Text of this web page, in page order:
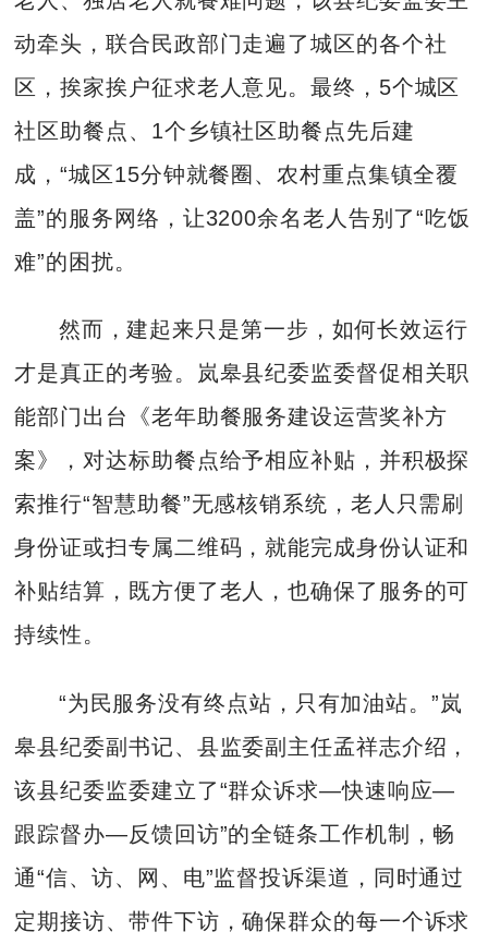
动牵头，联合民政部门走遍了城区的各个社
区，挨家挨户征求老人意见。最终，5个城区
社区助餐点、1个乡镇社区助餐点先后建
成，“城区15分钟就餐圈、农村重点集镇全覆
盖”的服务网络，让3200余名老人告别了“吃饭
难”的困扰。
然而，建起来只是第一步，如何长效运行
才是真正的考验。岚皋县纪委监委督促相关职
能部门出台《老年助餐服务建设运营奖补方
案》，对达标助餐点给予相应补贴，并积极探
索推行“智慧助餐”无感核销系统，老人只需刷
身份证或扫专属二维码，就能完成身份认证和
补贴结算，既方便了老人，也确保了服务的可
持续性。
“为民服务没有终点站，只有加油站。”岚
皋县纪委副书记、县监委副主任孟祥志介绍，
该县纪委监委建立了“群众诉求—快速响应—
跟踪督办—反馈回访”的全链条工作机制，畅
通“信、访、网、电”监督投诉渠道，同时通过
定期接访、带件下访，确保群众的每一个诉求